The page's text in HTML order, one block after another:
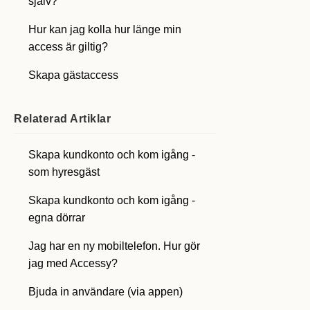
Hur kan jag kolla hur länge min
access är giltig?
Skapa gästaccess
Relaterad Artiklar
Skapa kundkonto och kom igång -
som hyresgäst
Skapa kundkonto och kom igång -
egna dörrar
Jag har en ny mobiltelefon. Hur gör
jag med Accessy?
Bjuda in användare (via appen)